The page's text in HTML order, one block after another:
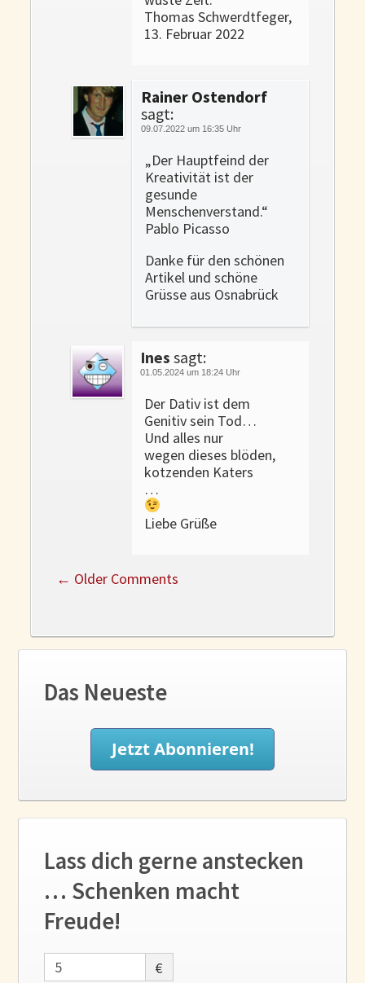
Thomas Schwerdtfeger,
13. Februar 2022
Rainer Ostendorf
sagt:
09.07.2022 um 16:35 Uhr
„Der Hauptfeind der
Kreativität ist der
gesunde
Menschenverstand.“
Pablo Picasso
Danke für den schönen
Artikel und schöne
Grüsse aus Osnabrück
Ines sagt:
01.05.2024 um 18:24 Uhr
Der Dativ ist dem
Genitiv sein Tod…
Und alles nur
wegen dieses blöden,
kotzenden Katers
…
Liebe Grüße
← Older Comments
Das Neueste
Lass dich gerne anstecken
… Schenken macht
Freude!
€